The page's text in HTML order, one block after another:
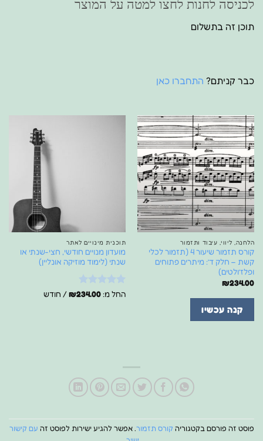
לכניסה לחנות לחצו למטה על המוצר
תוכן זה בתשלום
כבר קניתם? התחברו כאן
הלחנה, ליווי, עיבוד ותזמור
קורס תזמור שיעור 4 (תזמור לכלי
קשת – חלק ד’: מיתרים פתוחים
ופלז’ולטים)
₪234.00
קנה עכשיו
תוכנית מינויים לאתר
מועדון מנויים חודשי, חצי-שנתי או
שנתי (לימוד מוזיקה אונליין)
דורג5מתוךהחל מ: ₪234.00 / חודש
פוסט זה פורסם בקטגוריה קורס תזמור. אפשר להגיע ישירות לפוסט זה עם קישור